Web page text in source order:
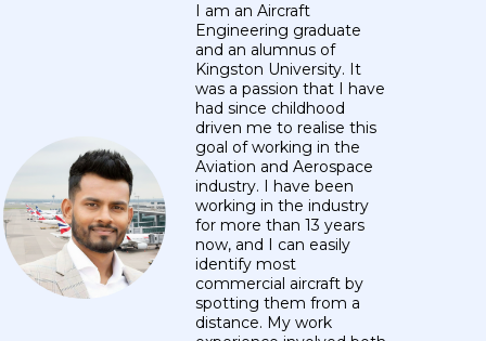
I am an Aircraft
Engineering graduate
and an alumnus of
Kingston University. It
was a passion that I have
had since childhood
driven me to realise this
goal of working in the
Aviation and Aerospace
industry. I have been
working in the industry
for more than 13 years
now, and I can easily
identify most
commercial aircraft by
spotting them from a
distance. My work